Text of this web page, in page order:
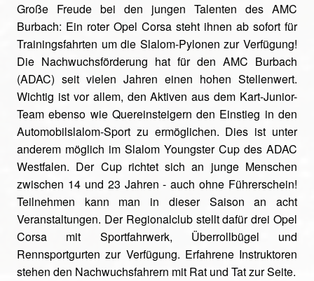
Große Freude bei den jungen Talenten des AMC
Burbach: Ein roter Opel Corsa steht ihnen ab sofort für
Trainingsfahrten um die Slalom-Pylonen zur Verfügung!
Die Nachwuchsförderung hat für den AMC Burbach
(ADAC) seit vielen Jahren einen hohen Stellenwert.
Wichtig ist vor allem, den Aktiven aus dem Kart-Junior-
Team ebenso wie Quereinsteigern den Einstieg in den
Automobilslalom-Sport zu ermöglichen. Dies ist unter
anderem möglich im Slalom Youngster Cup des ADAC
Westfalen. Der Cup richtet sich an junge Menschen
zwischen 14 und 23 Jahren - auch ohne Führerschein!
Teilnehmen kann man in dieser Saison an acht
Veranstaltungen. Der Regionalclub stellt dafür drei Opel
Corsa mit Sportfahrwerk, Überrollbügel und
Rennsportgurten zur Verfügung. Erfahrene Instruktoren
stehen den Nachwuchsfahrern mit Rat und Tat zur Seite.